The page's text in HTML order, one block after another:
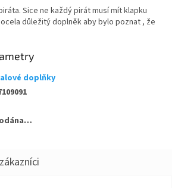
Sice ne každý pirát musí mít klapku
důležitý doplněk aby bylo poznat , že
doplňky